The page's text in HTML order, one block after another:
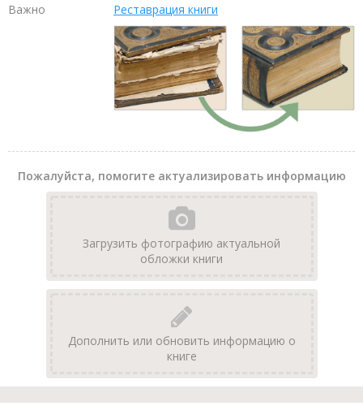
Важно Реставрация книги
Пожалуйста, помогите актуализировать информацию
Загрузить фотографию актуальной
обложки книги
Дополнить или обновить информацию о
книге